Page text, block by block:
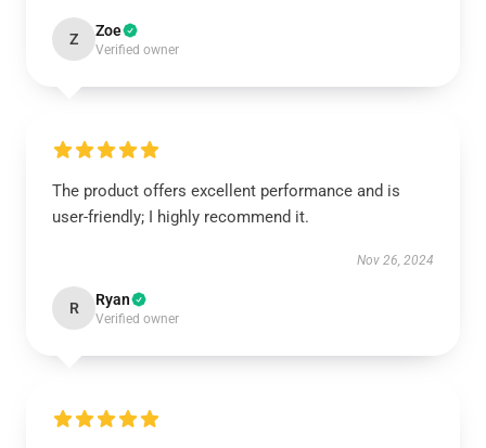
Z Zoe
Verified owner
The product offers excellent performance and is
user-friendly; I highly recommend it.
Nov 26, 2024
R Ryan
Verified owner